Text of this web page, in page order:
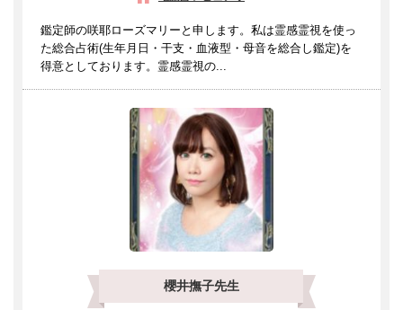
鑑定師の咲耶ローズマリーと申します。私は霊感霊視を使っ
た総合占術(生年月日・干支・血液型・母音を総合し鑑定)を
得意としております。霊感霊視の...
櫻井撫子先生